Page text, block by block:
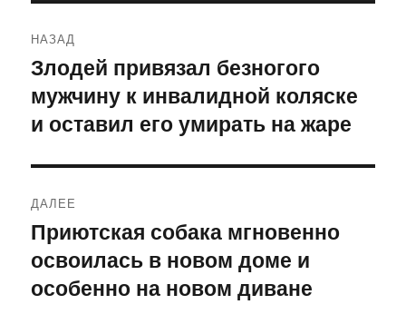
по
записям
НАЗАД
Предыдущая
запись:
Злодей привязал безногого
мужчину к инвалидной коляске
и оставил его умирать на жаре
ДАЛЕЕ
Следующая
запись:
Приютская собака мгновенно
освоилась в новом доме и
особенно на новом диване